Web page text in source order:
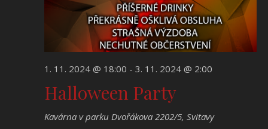
1. 11. 2024 @ 18:00 - 3. 11. 2024 @ 2:00
Halloween Party
Kavárna v parku Dvořákova 2202/5, Svitavy